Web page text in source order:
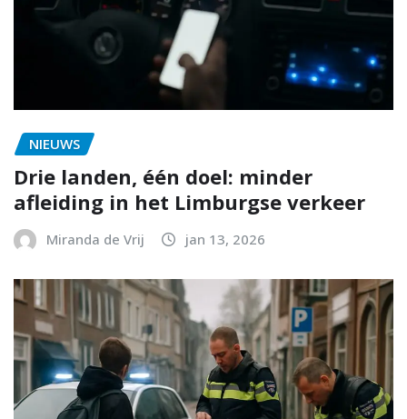
NIEUWS
Drie landen, één doel: minder
afleiding in het Limburgse verkeer
Miranda de Vrij jan 13, 2026